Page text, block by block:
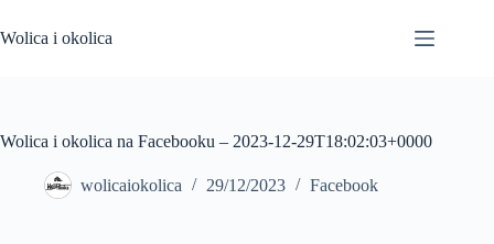
do
treści
Wolica i okolica
Wolica i okolica na Facebooku – 2023-12-29T18:02:03+0000
wolicaiokolica 29/12/2023 Facebook